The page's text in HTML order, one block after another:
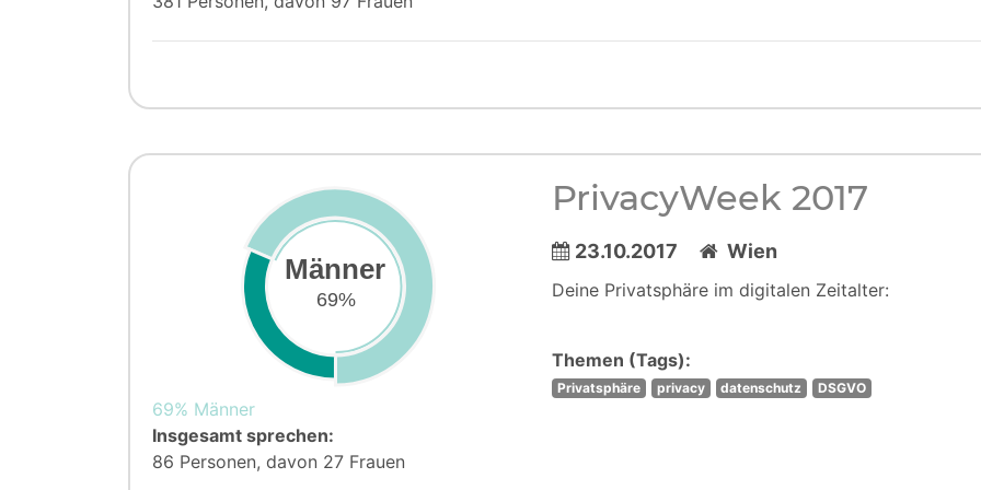
Männer
69%
69% Männer
Insgesamt sprechen:
86 Personen, davon 27 Frauen
PrivacyWeek 2017
23.10.2017 Wien
Deine Privatsphäre im digitalen Zeitalter:
Themen (Tags):
Privatsphäre privacy datenschutz DSGVO